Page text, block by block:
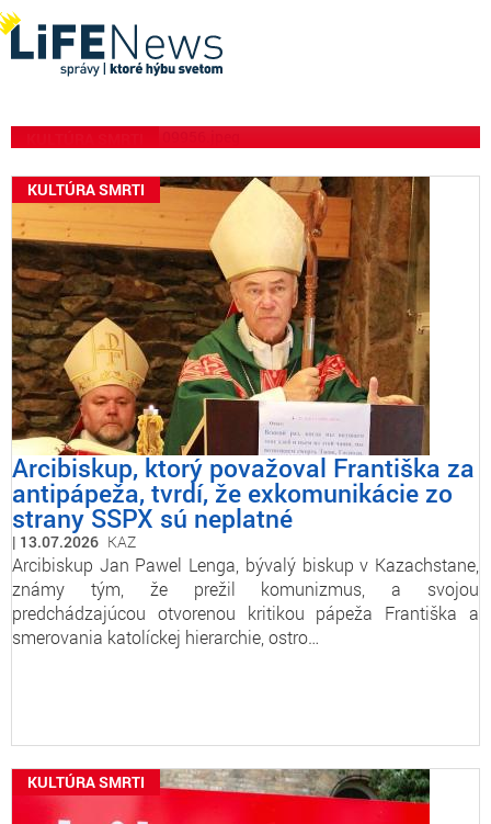
Kardinál Zen: „Milostivý
Boh tiež zoslal oheň, aby
zničil Sodomu“
KULTÚRA SMRTI
Arcibiskup, ktorý považoval Františka za
antipápeža, tvrdí, že exkomunikácie zo
strany SSPX sú neplatné
13.07.2026 KAZ
Arcibiskup Jan Pawel Lenga, bývalý biskup v Kazachstane,
známy tým, že prežil komunizmus, a svojou
predchádzajúcou otvorenou kritikou pápeža Františka a
smerovania katolíckej hierarchie, ostro…
KULTÚRA SMRTI